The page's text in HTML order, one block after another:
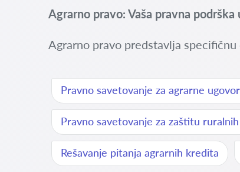
Agrarno pravo: Vaša pravna podrška
Agrarno pravo predstavlja
Pravno savetovanje za agrarne
Pravno savetovanje za zaštitu
Rešavanje pitanja agrarnih kredita